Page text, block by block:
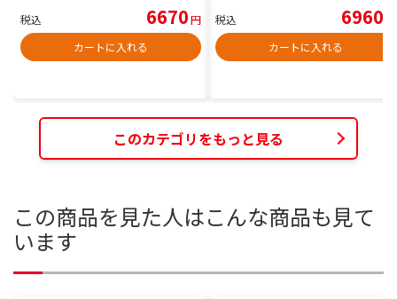
税込 6670円
カートに入れる
税込 6960
カートに入れる
このカテゴリをもっと見る
この商品を見た人はこんな商品も見て
います